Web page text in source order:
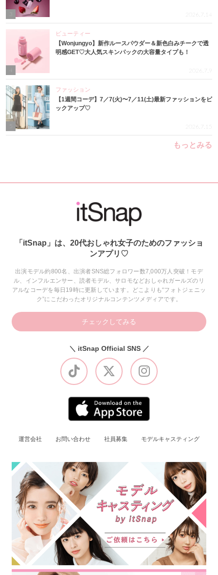
3 2026.7.14
4
ビューティー
【Wonjungyo】新作ルースパウダー＆新色白みチークで透
明感GET♡大人気スキンパックの大容量タイプも！
2026.7.9
ファッション
【1週間コーデ】7／7(火)〜7／11(土)最新ファッションをピ
ックアップ♡
2026.7.15
もっとみる
「itSnap」は、20代おしゃれ女子のためのファッショ
ンアプリ♡
出演モデル約800名、出演者SNS総フォロワー数7,000万人突破！モデ
ル、インフルエンサー、読者モデル、サロモなどおしゃれガールズのリ
アルなコーデを毎日19時に更新しています。どこよりも“フォトジェニッ
ク”にこだわったオリジナルコンテンツメディアです。
チェックしてみる
＼ itSnap Official SNS ／
運営会社 お問い合わせ 社員募集 モデルキャスティング